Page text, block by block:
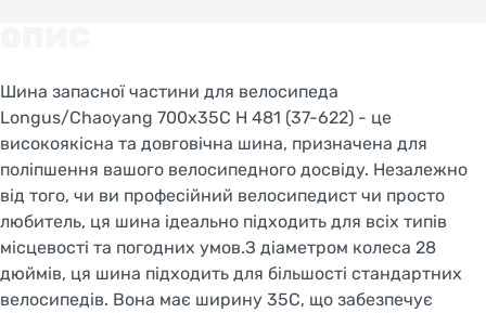
Шина запасної частини для велосипеда
Longus/Chaoyang 700x35C H 481 (37-622) - це
високоякісна та довговічна шина, призначена для
поліпшення вашого велосипедного досвіду. Незалежно
від того, чи ви професійний велосипедист чи просто
любитель, ця шина ідеально підходить для всіх типів
місцевості та погодних умов.З діаметром колеса 28
дюймів, ця шина підходить для більшості стандартних
велосипедів. Вона має ширину 35C, що забезпечує